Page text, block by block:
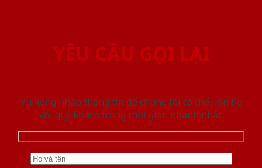
YÊU CẦU GỌI LẠI
Vui lòng nhập thông tin để chúng tôi có thể liên hệ
với quý khách trong thời gian nhanh nhất.